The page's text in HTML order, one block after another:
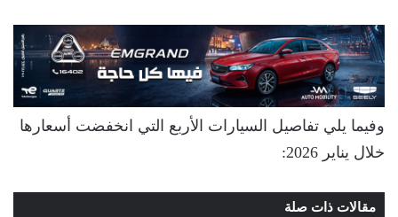
وفيما يلي تفاصيل السيارات الأربع التي انخفضت أسعارها
خلال يناير 2026:
مقالات ذات صلة